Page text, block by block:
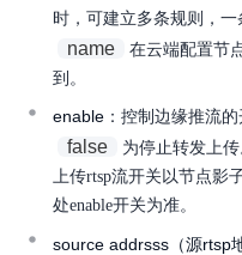
时，可建立多条规则，
name 在云端配置节
到。
enable ：控制边缘推流的
false
为停止转发上
上传rtsp流开关以节点
处enable开关为准。
source addrsss（源rtsp